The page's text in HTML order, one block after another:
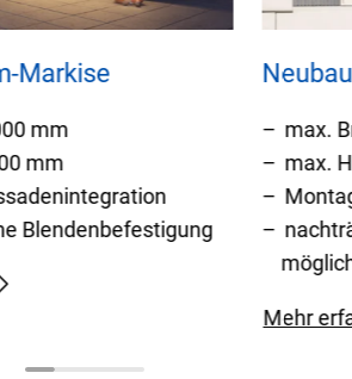
Markise
mm
mm
Blendenbefestigung
max.
max.
Mehr